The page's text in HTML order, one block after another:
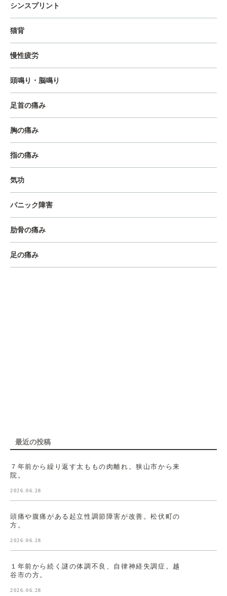
シンスプリント
猫背
慢性疲労
頭鳴り・脳鳴り
足首の痛み
胸の痛み
指の痛み
気功
パニック障害
肋骨の痛み
足の痛み
最近の投稿
７年前から繰り返す太ももの肉離れ。狭山市から来
院。
2026.06.28
頭痛や腹痛がある起立性調節障害が改善。松伏町の
方。
2026.06.28
１年前から続く謎の体調不良、自律神経失調症。越
谷市の方。
2026.06.28